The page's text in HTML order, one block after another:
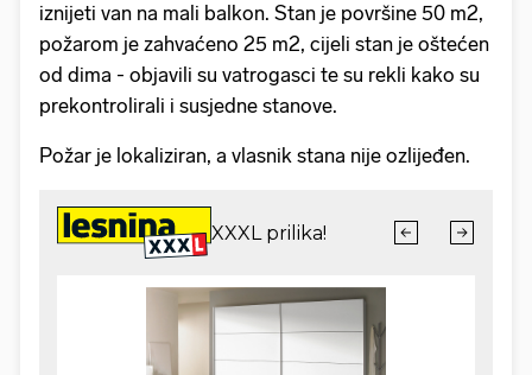
iznijeti van na mali balkon. Stan je površine 50 m2,
požarom je zahvaćeno 25 m2, cijeli stan je oštećen
od dima - objavili su vatrogasci te su rekli kako su
prekontrolirali i susjedne stanove.
Požar je lokaliziran, a vlasnik stana nije ozlijeđen.